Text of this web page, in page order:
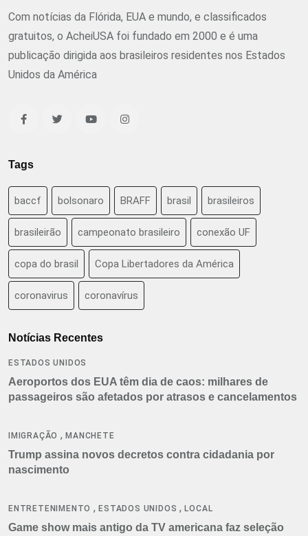
Com notícias da Flórida, EUA e mundo, e classificados
gratuitos, o AcheiUSA foi fundado em 2000 e é uma
publicação dirigida aos brasileiros residentes nos Estados
Unidos da América
Tags
baccf bolsonaro BRAFF brasil brasileiros
brasileirão campeonato brasileiro conexão UF
copa do brasil Copa Libertadores da América
coronavirus coronavírus
Notícias Recentes
ESTADOS UNIDOS
Aeroportos dos EUA têm dia de caos: milhares de
passageiros são afetados por atrasos e cancelamentos
IMIGRAÇÃO ,MANCHETE
Trump assina novos decretos contra cidadania por
nascimento
ENTRETENIMENTO ,ESTADOS UNIDOS ,LOCAL
Game show mais antigo da TV americana faz seleção